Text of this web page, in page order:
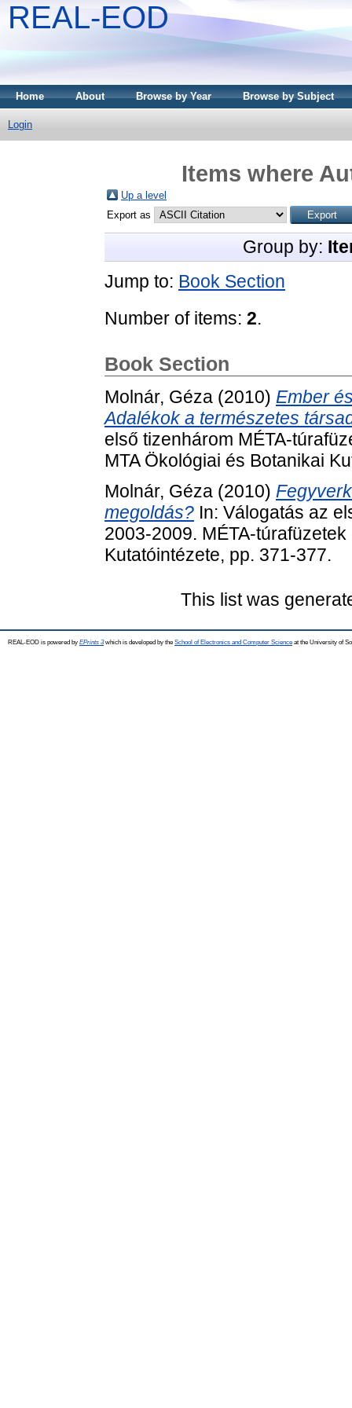
REAL-EOD
Home About Browse by Year Browse by Subject
Login
Items where
Up a level
Export as
Group by:
Jump to: Book Section
Number of items: 2.
Book Section
Molnár, Géza (2010) Ember
Adalékok a természetes
első tizenhárom MÉTA-
MTA Ökológiai és Botanikai
Molnár, Géza (2010)
megoldás? In: Válogatás az
2003-2009. MÉTA-
Kutatóintézete, pp. 371-377.
This list was
REAL-EOD is powered by EPrints 3which is developed by the School of Electronics and Computer Science at the University of